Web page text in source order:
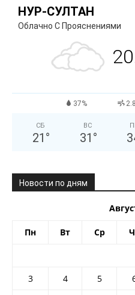
НУР-СУЛТАН
Облачно С Прояснениями
37%
СБ
21 °
ВС
31 °
Новости по дням
Пн Вт Ср
3
4 5